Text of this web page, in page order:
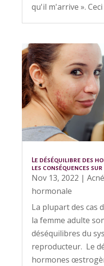
qu'il m'arrive ». Ceci
Le déséquilibre des
les conséquences sur
Nov 13, 2022 |
hormonale
La plupart des cas
la femme adulte
déséquilibres du
reproducteur. Le
hormones